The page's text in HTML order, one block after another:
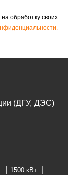
обработку своих
(ДГУ, ДЭС)
1500 кВт